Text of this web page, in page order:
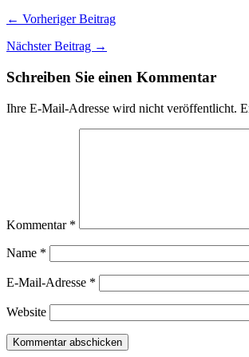
← Vorheriger Beitrag
Nächster Beitrag →
Schreiben Sie einen Kommentar
Ihre E-Mail-Adresse wird nicht veröffentlicht.
Kommentar *
Name *
E-Mail-Adresse *
Website